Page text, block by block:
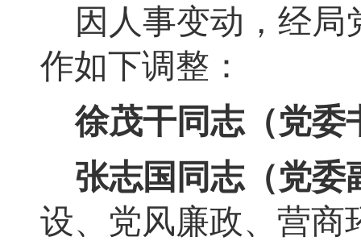
因人事变动 ， 经局
作如下调整：
徐茂干同志（党委
张志国同志（党委
设、 党风廉政、营商